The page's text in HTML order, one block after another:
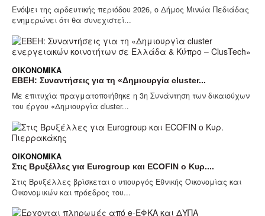
Ενόψει της αρδευτικής περιόδου 2026, ο Δήμος Μινώα Πεδιάδας
ενημερώνει ότι θα συνεχιστεί...
ΟΙΚΟΝΟΜΙΚΆ
EBEH: Συναντήσεις για τη «Δημιουργία cluster...
Με επιτυχία πραγματοποιήθηκε η 3η Συνάντηση των δικαιούχων
του έργου «Δημιουργία cluster...
ΟΙΚΟΝΟΜΙΚΆ
Στις Βρυξέλλες για Eurogroup και ECOFIN ο Κυρ....
Στις Βρυξέλλες βρίσκεται ο υπουργός Εθνικής Οικονομίας και
Οικονομικών και πρόεδρος του...